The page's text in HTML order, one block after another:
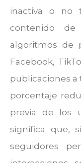
inactiva o no
contenido
algoritmos de
Facebook,
publicaciones a
porcentaje
previa de los
significa que,
seguidores